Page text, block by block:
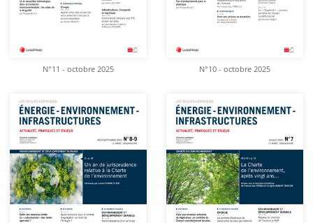
N°11 - octobre 2025 N°10 - octobre 2025